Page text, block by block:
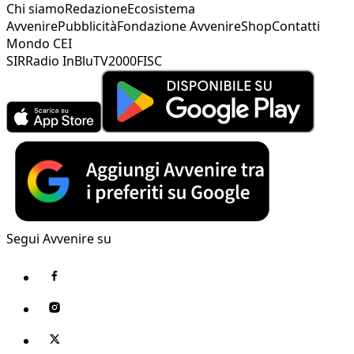
Chi siamoRedazioneEcosistema
AvvenirePubblicitàFondazione AvvenireShopContatti
Mondo CEI
SIRRadio InBluTV2000FISC
Segui Avvenire su